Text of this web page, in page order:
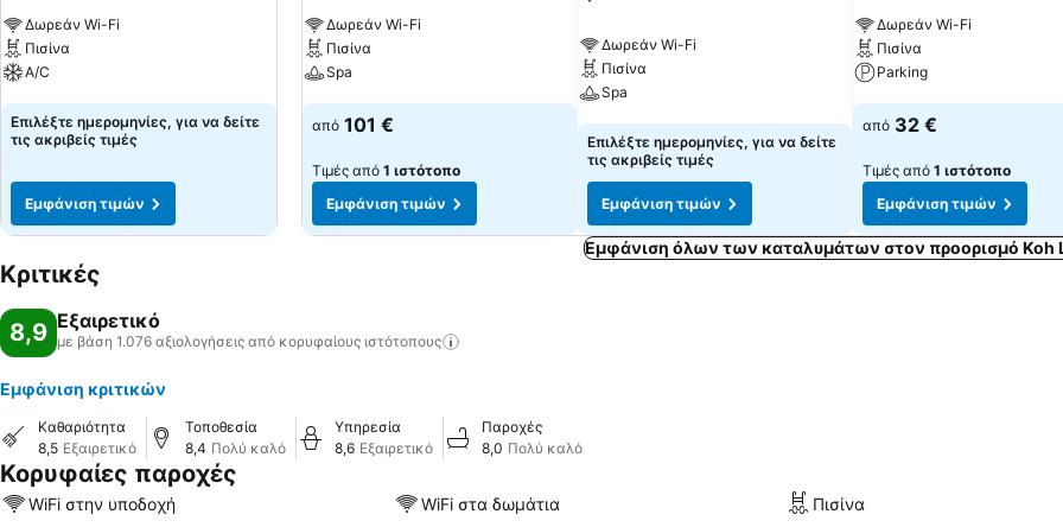
Δωρεάν Wi-Fi
Πισίνα
A/C
Εμφάνιση τιμών
Επιλέξτε ημερομηνίες, για να δείτε
τις ακριβείς τιμές
Εμφάνιση τιμών
Δωρεάν Wi-Fi
Πισίνα
Spa
Εμφάνιση τιμών
από 101 €
Τιμές από 1 ιστότοπο
Εμφάνιση τιμών
Δωρεάν Wi-Fi
Πισίνα
Spa
Εμφάνιση τιμών
Επιλέξτε ημερομηνίες, για να δείτε
τις ακριβείς τιμές
Εμφάνιση τιμών
Δωρεάν Wi-Fi
Πισίνα
Parking
Εμφάνιση τιμών
από 32 €
Τιμές από 1 ιστότοπο
Εμφάνιση τιμών
Εμφάνιση όλων των καταλυμάτων στον προορισμό Koh
Κριτικές
8,9 Εξαιρετικό
με βάση 1.076 αξιολογήσεις από κορυφαίους ιστότοπους
Εμφάνιση κριτικών
Καθαριότητα
8,5 Εξαιρετικό
Τοποθεσία
8,4 Πολύ καλό
Υπηρεσία
8,6 Εξαιρετικό
Παροχές
8,0 Πολύ καλό
Κορυφαίες παροχές
WiFi στην υποδοχή WiFi στα δωμάτια Πισίνα